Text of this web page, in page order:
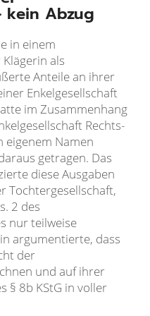
Abzug
in einem
als
Anteile an ihrer
Enkelgesellschaft
im Zusammenhang
Rechts-
eigenem Namen
getragen. Das
diese Ausgaben
Tochtergesellschaft,
2 des
nur teilweise
argumentierte, dass
der
und auf ihrer
§ 8b KStG in voller